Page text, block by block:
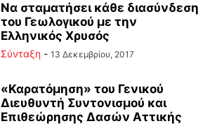
Να σταματήσει κάθε διασύνδεση
του Γεωλογικού με την
Ελληνικός Χρυσός
Σύνταξη - 13 Δεκεμβρίου, 2017
«Καρατόμηση» του Γενικού
Διευθυντή Συντονισμού και
Επιθεώρησης Δασών Αττικής